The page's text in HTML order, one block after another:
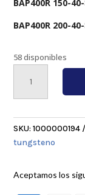
BAP400R 150-
BAP400R 200-
58 disponibles
APMT1604JP
4020
cantidad
SKU:1000000194
tungsteno
Aceptamos los